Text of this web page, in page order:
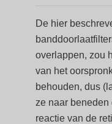
De hier
overlappen, zou
van het
behouden, dus
ze naar
reactie van de